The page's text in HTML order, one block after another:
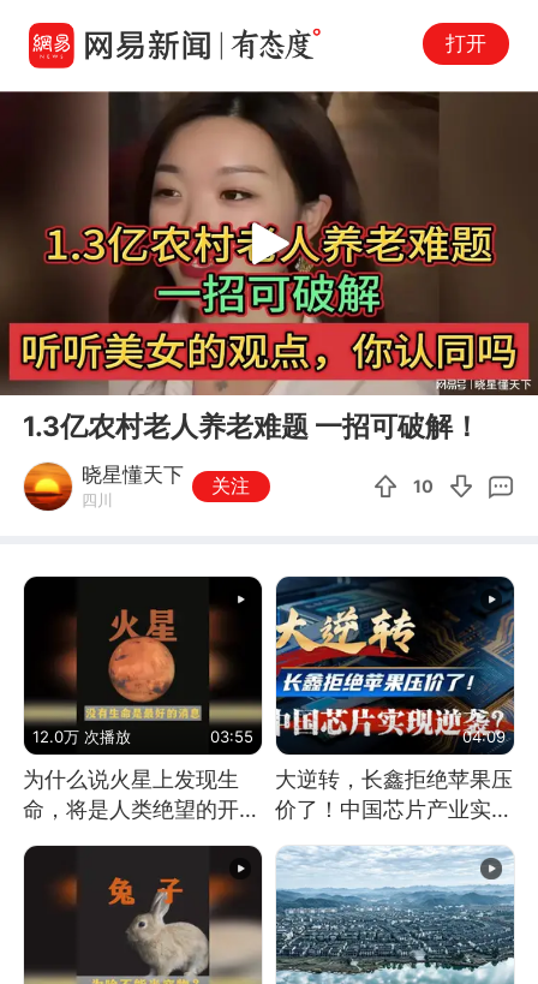
打开
00:00 02:27
Play
1.3亿农村老人养老难题 一招可破解！
晓星懂天下
四川
关注 10
12.0万 次播放 03:55
为什么说火星上发现生
命，将是人类绝望的开
始？
04:09
大逆转，长鑫拒绝苹果压
价了！中国芯片产业实现
怎样的逆袭？